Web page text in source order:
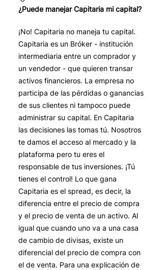
¿Puede manejar Capitaria mi capital?
¡No! Capitaria no maneja tu capital.
Capitaria es un Bróker - institución
intermediaria entre un comprador y
un vendedor - que quieren transar
activos financieros. La empresa no
participa de las pérdidas o ganancias
de sus clientes ni tampoco puede
administrar su capital. En Capitaria
las decisiones las tomas tú. Nosotros
te damos el acceso al mercado y la
plataforma pero tu eres el
responsable de tus inversiones. ¡Tú
tienes el control! Lo que gana
Capitaria es el spread, es decir, la
diferencia entre el precio de compra
y el precio de venta de un activo. Al
igual que cuando uno va a una casa
de cambio de divisas, existe un
diferencial del precio de compra con
el de venta. Para una explicación de